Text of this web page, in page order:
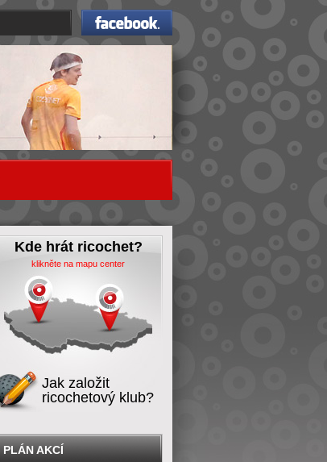
Facebook
Kde hrát ricochet?
klikněte na mapu center
Jak založit
ricochetový klub?
PLÁN AKCÍ